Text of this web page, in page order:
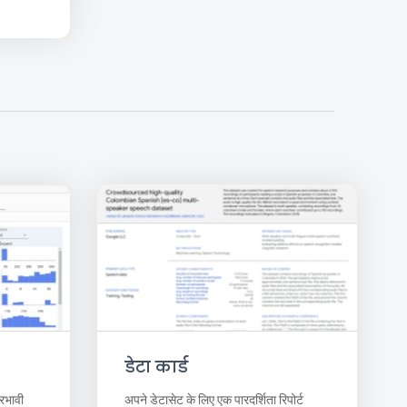
डेटा कार्ड
अपने डेटासेट के लिए एक पारदर्शिता रिपोर्ट